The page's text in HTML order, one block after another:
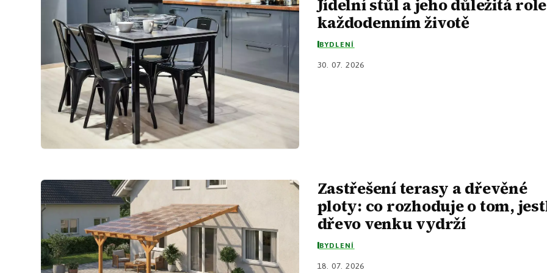
Jídelní stůl a jeho důležitá
každodenním životě
BYDLENÍ
30. 07. 2026
Zastřešení terasy a dřevěné
ploty: co rozhoduje o tom,
dřevo venku vydrží
BYDLENÍ
18. 07. 2026